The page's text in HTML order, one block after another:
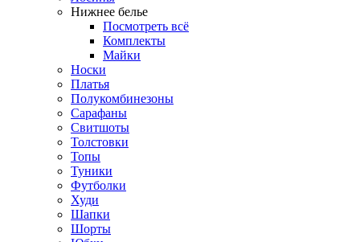
Нижнее белье
Посмотреть всё
Комплекты
Майки
Носки
Платья
Полукомбинезоны
Сарафаны
Свитшоты
Толстовки
Топы
Туники
Футболки
Худи
Шапки
Шорты